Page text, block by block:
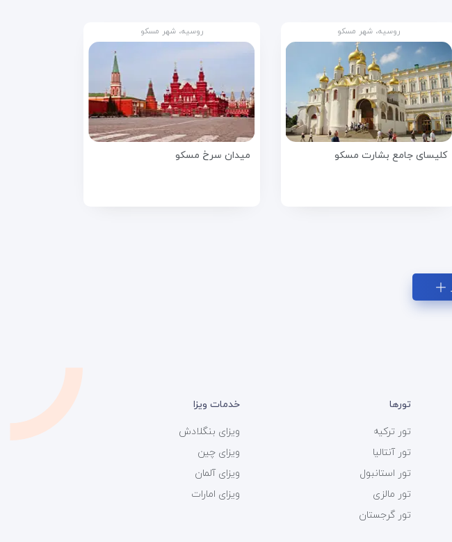
روسیه، شهر مسکو
کلیسای جامع بشارت مسکو
روسیه، شهر مسکو
میدان سرخ مسکو
تورها
تور ترکیه
تور آنتالیا
تور استانبول
تور مالزی
تور گرجستان
خدمات ویزا
ویزای بنگلادش
ویزای چین
ویزای آلمان
ویزای امارات